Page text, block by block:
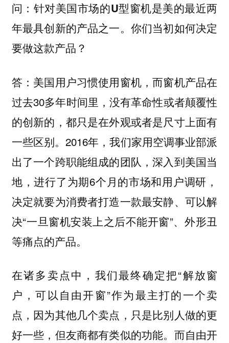
问：针对美国市场的U型窗机是美的最近两
年最具创新的产品之一。你们当初如何决定
要做这款产品？
答：美国用户习惯使用窗机，而窗机产品在
过去30多年时间里，没有革命性或者颠覆性
的创新的，都只是在外观或者是尺寸上面有
一些区别。2016年，我们家用空调事业部派
出了一个跨职能组成的团队，深入到美国当
地，进行了为期6个月的市场和用户调研，
决定就要为消费者打造一款最安静、可以解
决“一旦窗机安装上之后不能开窗”、外形丑
等痛点的产品。
在诸多卖点中，我们最终确定把“解放窗
户，可以自由开窗”作为最主打的一个卖
点，因为其他几个卖点，只是比别人做的更
好一些，但友商都有类似的功能。而自由开